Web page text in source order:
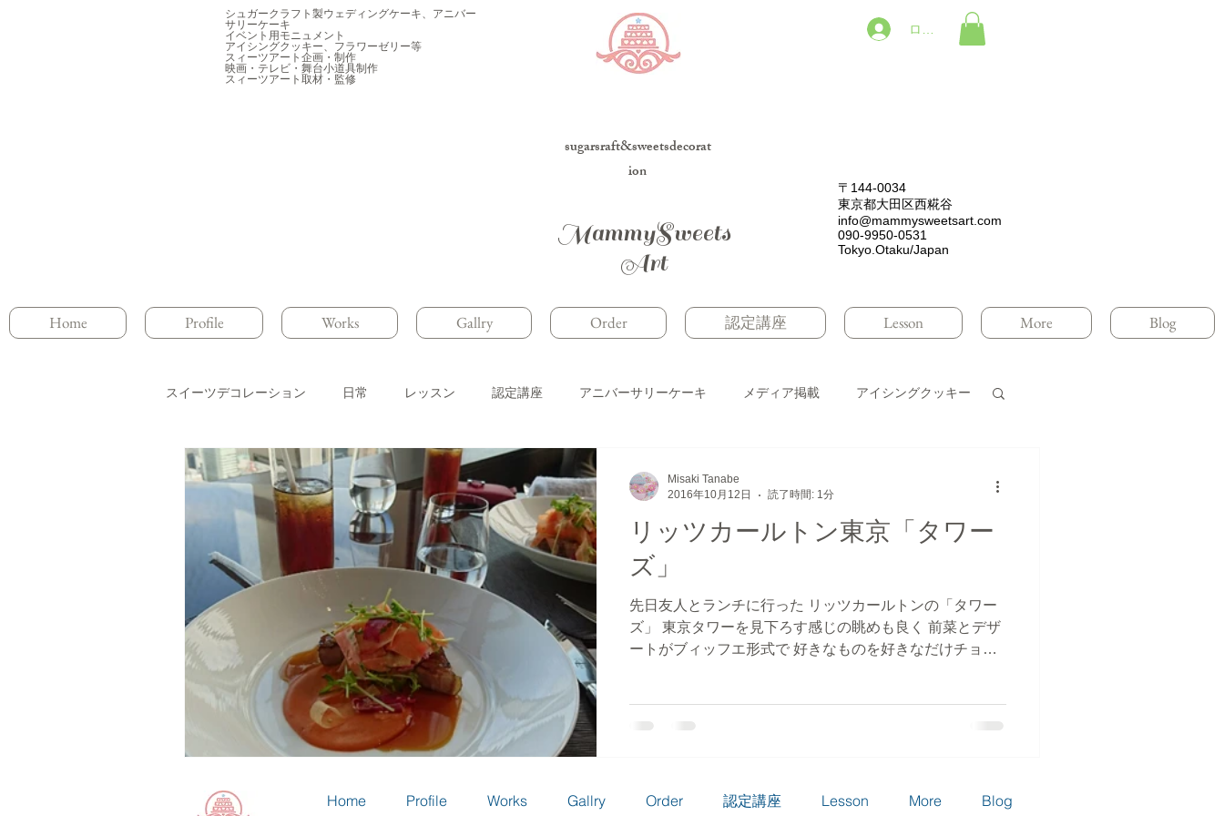
シュガークラフト製ウェディングケーキ、アニバー
サリーケーキ
イベント用モニュメント
アイシングクッキー、フラワーゼリー等
スィーツアート企画・制作
映画・テレビ・舞台小道具制作
スィーツアート取材・監修
sugarsraft&sweetsdecorat
ion
MammySweets
Art
ログイン
〒144-0034
東京都大田区西糀谷
info@mammysweetsart.com
090-9950-0531
Tokyo.Otaku/Japan
Home Profile Works Gallry Order 認定講座 Lesson More Blog
スイーツデコレーション 日常 レッスン 認定講座 アニバーサリーケーキ メディア掲載 アイシングクッキー
フラワーゼリー シュガークラフト かき氷 ウェディングケーキ
無題のカテゴリー 無題のカテゴリー カップケーキ 旅行 ショップ
リッツカールトン東京「タワー
ズ」
先日友人とランチに行った リッツカールトンの「タワー
ズ」 東京タワーを見下ろす感じの眺めも良く 前菜とデザ
ートがブィッフエ形式で 好きなものを好きなだけチョイ
Misaki Tanabe
2016年10月12日
読了時間: 1分
Home Profile Works Gallry Order 認定講座 Lesson More Blog